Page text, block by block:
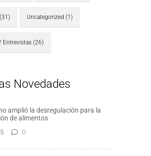
(31) Uncategorized (1)
Entrevistas (26)
Novedades
amplió la desregulación para la
de alimentos
0